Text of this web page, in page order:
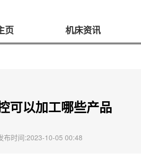
页 机床资讯
可以加工哪些产品
布时间:2023-10-05 00:48